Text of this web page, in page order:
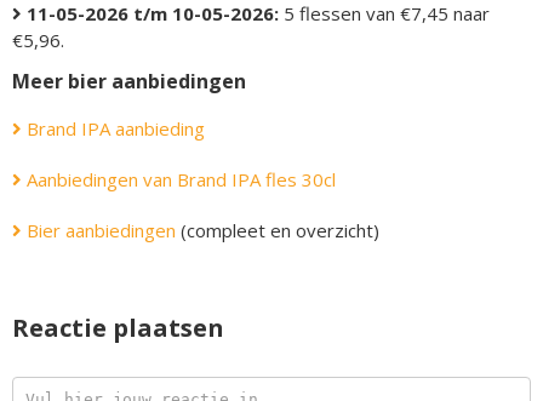
11-05-2026 t/m 10-05-2026: 5 flessen van €7,45 naar
€5,96.
Meer bier aanbiedingen
Brand IPA aanbieding
Aanbiedingen van Brand IPA fles 30cl
Bier aanbiedingen (compleet en overzicht)
Reactie plaatsen